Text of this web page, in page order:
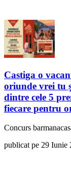
Castiga o
oriunde vrei tu
dintre cele 5
fiecare pentru
Concurs
publicat pe 29 Iunie